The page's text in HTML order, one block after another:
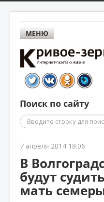
МЕНЮ
Поиск по сайту
Поиск
7 апреля 2014 18:06
В
будут
мать